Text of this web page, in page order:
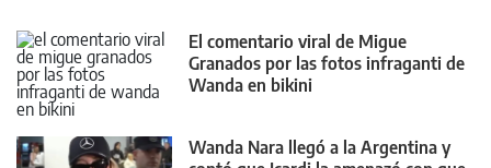
El comentario viral de Migue
Granados por las fotos infraganti de
Wanda en bikini
Wanda Nara llegó a la Argentina y